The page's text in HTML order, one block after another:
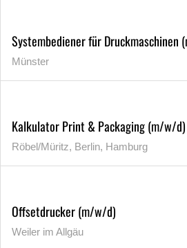
Systembediener für Druckmaschinen
Münster
Kalkulator Print & Packaging (m/w/d)
Röbel/Müritz, Berlin, Hamburg
Offsetdrucker (m/w/d)
Weiler im Allgäu